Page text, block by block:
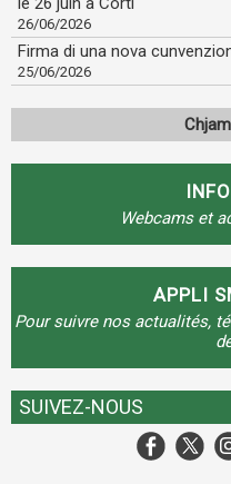
26/06/2026
Firma di una nova
25/06/2026
Webcams et
APPLI
Pour suivre nos actualités,
SUIVEZ-NOUS